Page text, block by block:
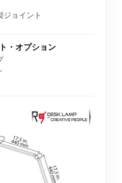
ジョイント
・オプション